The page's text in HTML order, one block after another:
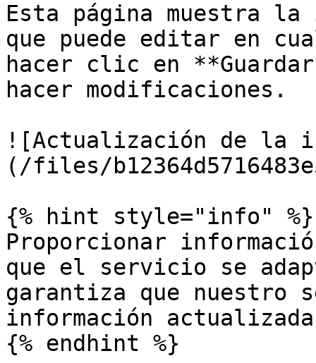
Esta página muestra
que puede editar en
hacer clic en
hacer modificaciones.
![Actualización de la
(/files/
{% hint style="info" %}
Proporcionar
que el servicio se
garantiza que nuestro
información
{% endhint %}